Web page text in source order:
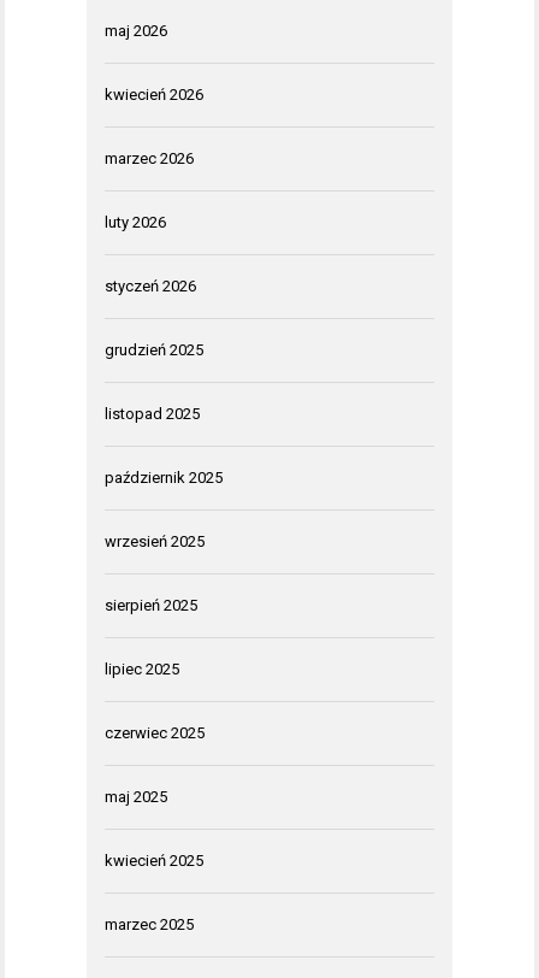
maj 2026
kwiecień 2026
marzec 2026
luty 2026
styczeń 2026
grudzień 2025
listopad 2025
październik 2025
wrzesień 2025
sierpień 2025
lipiec 2025
czerwiec 2025
maj 2025
kwiecień 2025
marzec 2025